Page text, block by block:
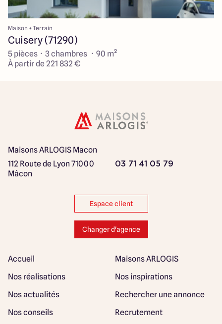
Maison + Terrain
Cuisery (71290)
5 pièces · 3 chambres · 90 m²
À partir de 221 832 €
Maisons ARLOGIS Macon
112 Route de Lyon 71000
Mâcon
03 71 41 05 79
Espace client
Changer d'agence
Accueil
Maisons ARLOGIS
Nos réalisations
Nos inspirations
Nos actualités
Rechercher une annonce
Nos conseils
Recrutement